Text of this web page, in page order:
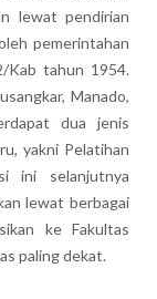
lewat pendirian
pemerintahan
tahun 1954.
Manado,
dua jenis
yakni Pelatihan
ini selanjutnya
lewat berbagai
ke Fakultas
paling dekat.